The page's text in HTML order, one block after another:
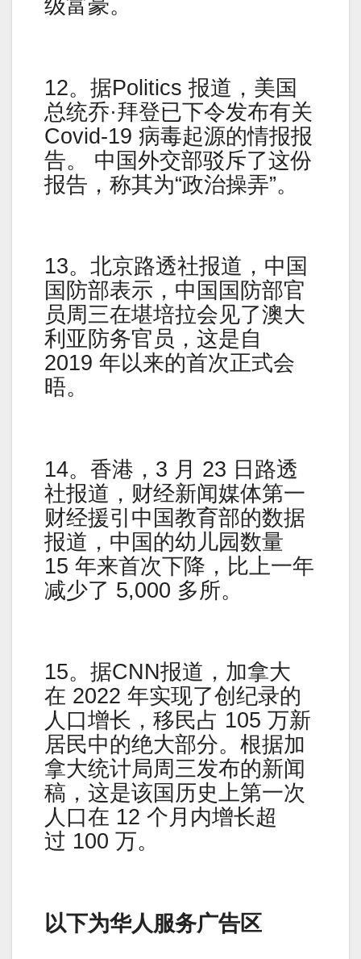
级富豪。
12。据Politics 报道，美国
总统乔·拜登已下令发布有关
Covid-19 病毒起源的情报报
告。 中国外交部驳斥了这份
报告，称其为“政治操弄”。
13。北京路透社报道，中国
国防部表示，中国国防部官
员周三在堪培拉会见了澳大
利亚防务官员，这是自
2019 年以来的首次正式会
晤。
14。香港，3 月 23 日路透
社报道，财经新闻媒体第一
财经援引中国教育部的数据
报道，中国的幼儿园数量
15 年来首次下降，比上一年
减少了 5,000 多所。
15。据CNN报道，加拿大
在 2022 年实现了创纪录的
人口增长，移民占 105 万新
居民中的绝大部分。根据加
拿大统计局周三发布的新闻
稿，这是该国历史上第一次
人口在 12 个月内增长超
过 100 万。
以下为华人服务广告区